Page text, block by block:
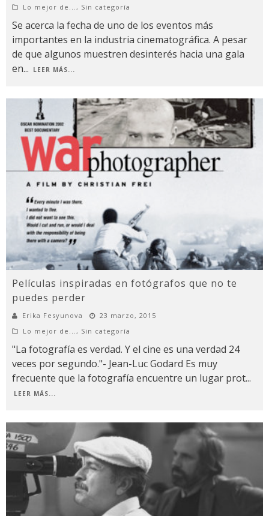
Lo mejor de..., Sin categoría
Se acerca la fecha de uno de los eventos más
importantes en la industria cinematográfica. A pesar
de que algunos muestren desinterés hacia una gala
en... LEER MÁS...
Películas inspiradas en fotógrafos que no te
puedes perder
Erika Fesyunova
23 marzo, 2015
Lo mejor de... , Sin categoría
"La fotografía es verdad. Y el cine es una verdad 24
veces por segundo."- Jean-Luc Godard Es muy
frecuente que la fotografía encuentre un lugar prot...
LEER MÁS...